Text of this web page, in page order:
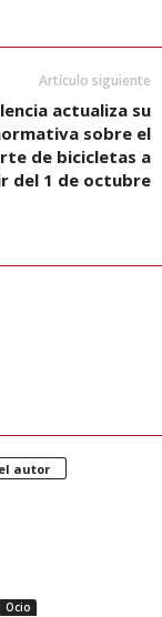
Artículo siguiente
actualiza su
sobre el
de bicicletas a
del 1 de octubre
autor
Ocio